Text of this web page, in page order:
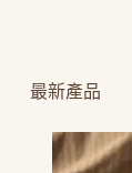
最新產品